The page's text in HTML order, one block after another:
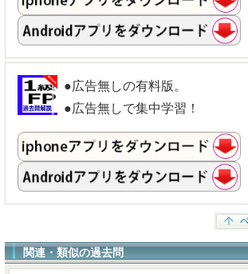
●広告無しの有料版。
●広告無しで集中学習！
関連・類似の過去問